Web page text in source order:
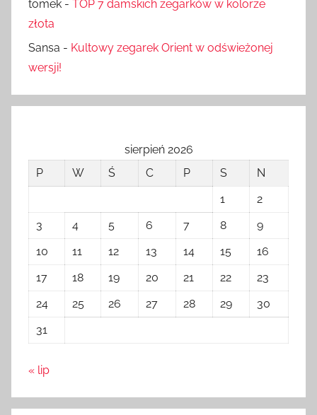
tomek - TOP 7 damskich zegarków w kolorze
złota
Sansa - Kultowy zegarek Orient w odświeżonej
wersji!
sierpień 2026
P
W Ś C P S
N
1
2
3
4 5 6 7 8
9
10
11 12 13 14 15
16
17
18 19 20 21 22
23
24
25 26 27 28 29
30
31
« lip